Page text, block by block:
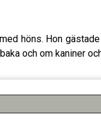
höns. Hon
och om kaniner